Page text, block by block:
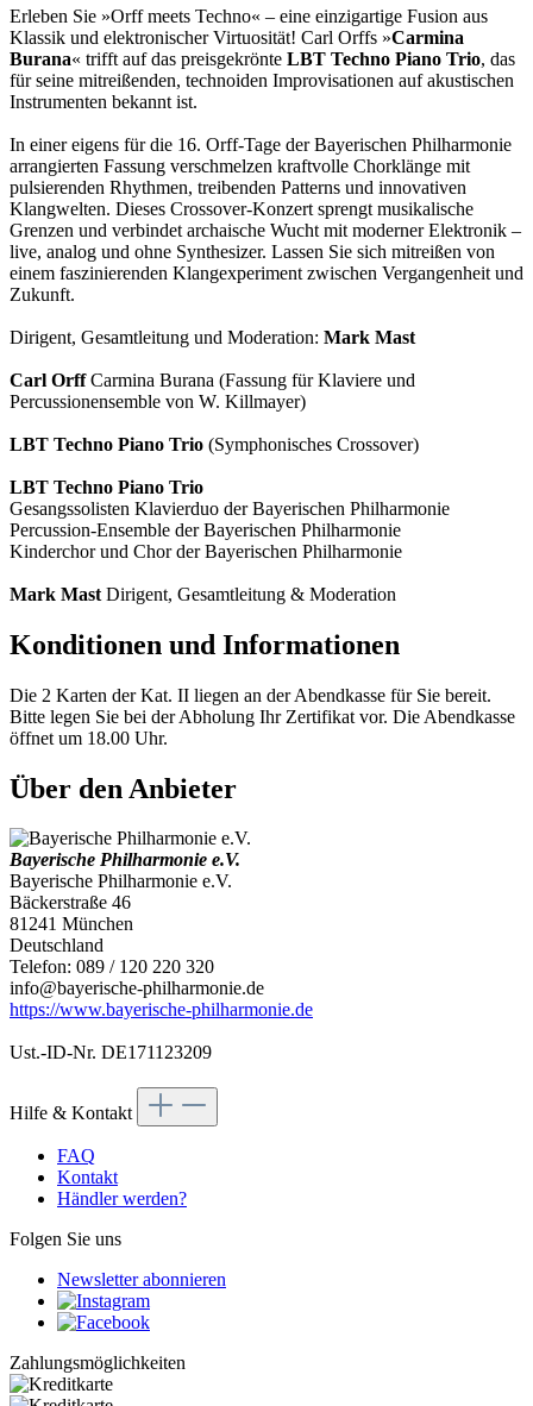
Erleben Sie »Orff meets Techno« – eine einzigartige Fusion aus
Klassik und elektronischer Virtuosität! Carl Orffs »Carmina
Burana« trifft auf das preisgekrönte LBT Techno Piano Trio, das
für seine mitreißenden, technoiden Improvisationen auf akustischen
Instrumenten bekannt ist.
In einer eigens für die 16. Orff-Tage der Bayerischen Philharmonie
arrangierten Fassung verschmelzen kraftvolle Chorklänge mit
pulsierenden Rhythmen, treibenden Patterns und innovativen
Klangwelten. Dieses Crossover-Konzert sprengt musikalische
Grenzen und verbindet archaische Wucht mit moderner Elektronik –
live, analog und ohne Synthesizer. Lassen Sie sich mitreißen von
einem faszinierenden Klangexperiment zwischen Vergangenheit und
Zukunft.
Dirigent, Gesamtleitung und Moderation: Mark Mast
Carl OrffCarmina Burana (Fassung für Klaviere und
Percussionensemble von W. Killmayer)
LBT Techno Piano Trio (Symphonisches Crossover)
LBT Techno Piano Trio
Gesangssolisten Klavierduo der Bayerischen Philharmonie
Percussion-Ensemble der Bayerischen Philharmonie
Kinderchor und Chor der Bayerischen Philharmonie
Mark Mast Dirigent, Gesamtleitung & Moderation
Konditionen und Informationen
Die 2 Karten der Kat. II liegen an der Abendkasse für Sie bereit.
Bitte legen Sie bei der Abholung Ihr Zertifikat vor. Die Abendkasse
öffnet um 18.00 Uhr.
Über den Anbieter
Bayerische Philharmonie e.V.
Bayerische Philharmonie e.V.
Bäckerstraße 46
81241 München
Deutschland
Telefon: 089 / 120 220 320
info@bayerische-philharmonie.de
https://www.bayerische-philharmonie.de
Ust.-ID-Nr. DE171123209
Hilfe & Kontakt
FAQ
Kontakt
Händler werden?
Folgen Sie uns
Newsletter abonnieren
Zahlungsmöglichkeiten